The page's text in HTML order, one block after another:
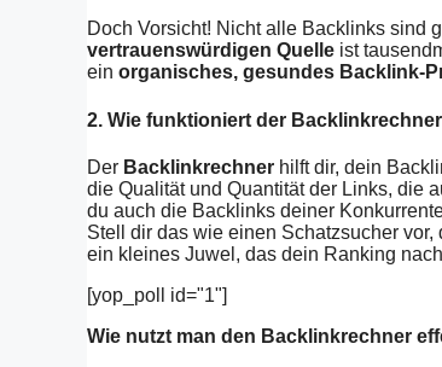
Doch Vorsicht! Nicht alle Backlinks sind
vertrauenswürdigen Quelle ist
ein organisches, gesundes Backlink-
2. Wie funktioniert der
Der Backlinkrechner hilft dir, dein
die Qualität und Quantität der Links, die
du auch die Backlinks deiner
Stell dir das wie einen Schatzsucher
ein kleines Juwel, das dein Ranking
[yop_poll id="1"]
Wie nutzt man den Backlinkrechner